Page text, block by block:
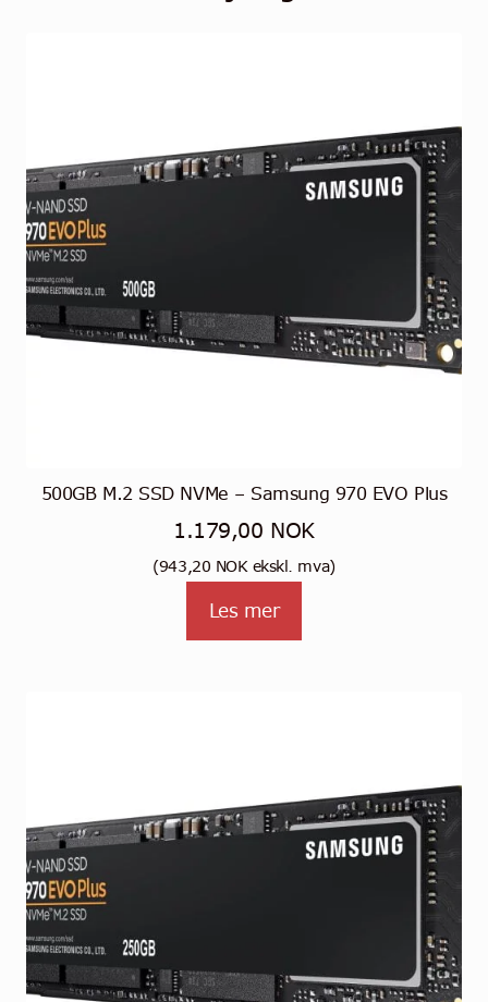
500GB M.2 SSD NVMe – Samsung 970 EVO Plus
1.179,00 NOK
(943,20 NOKekskl. mva)
Les mer